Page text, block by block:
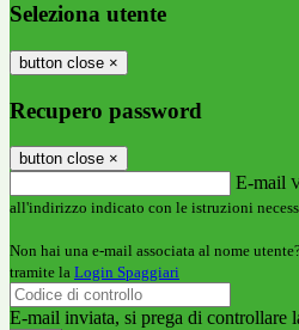
Seleziona utente
button close ×
Recupero password
button close ×
E-mail
all'indirizzo indicato con le istruzioni
Non hai una e-mail associata al nome
tramite la Login Spaggiari
E-mail inviata, si prega di controllare